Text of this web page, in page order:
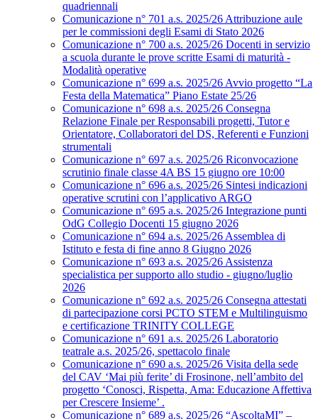
quadriennali
Comunicazione n° 701 a.s. 2025/26 Attribuzione aule
per le commissioni degli Esami di Stato 2026
Comunicazione n° 700 a.s. 2025/26 Docenti in servizio
a scuola durante le prove scritte Esami di maturità -
Modalità operative
Comunicazione n° 699 a.s. 2025/26 Avvio progetto “La
Festa della Matematica” Piano Estate 25/26
Comunicazione n° 698 a.s. 2025/26 Consegna
Relazione Finale per Responsabili progetti, Tutor e
Orientatore, Collaboratori del DS, Referenti e Funzioni
strumentali
Comunicazione n° 697 a.s. 2025/26 Riconvocazione
scrutinio finale classe 4A BS 15 giugno ore 10:00
Comunicazione n° 696 a.s. 2025/26 Sintesi indicazioni
operative scrutini con l’applicativo ARGO
Comunicazione n° 695 a.s. 2025/26 Integrazione punti
OdG Collegio Docenti 15 giugno 2026
Comunicazione n° 694 a.s. 2025/26 Assemblea di
Istituto e festa di fine anno 8 Giugno 2026
Comunicazione n° 693 a.s. 2025/26 Assistenza
specialistica per supporto allo studio - giugno/luglio
2026
Comunicazione n° 692 a.s. 2025/26 Consegna attestati
di partecipazione corsi PCTO STEM e Multilinguismo
e certificazione TRINITY COLLEGE
Comunicazione n° 691 a.s. 2025/26 Laboratorio
teatrale a.s. 2025/26, spettacolo finale
Comunicazione n° 690 a.s. 2025/26 Visita della sede
del CAV ‘Mai più ferite’ di Frosinone, nell’ambito del
progetto ‘Conosci, Rispetta, Ama: Educazione Affettiva
per Crescere Insieme’ .
Comunicazione n° 689 a.s. 2025/26 “AscoltaMI” –